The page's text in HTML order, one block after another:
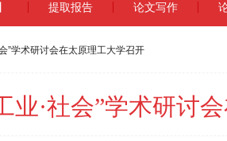
提取报告 论文写作
”学术研讨会在太原理工大学召开
业·社会”学术研讨